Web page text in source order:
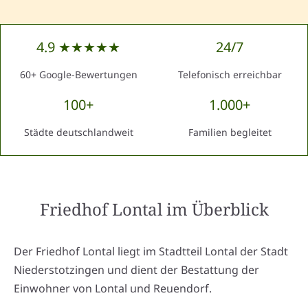
4.9 ★★★★★
60+ Google-Bewertungen
24/7
Telefonisch erreichbar
100+
Städte deutschlandweit
1.000+
Familien begleitet
Friedhof Lontalim Überblick
Der Friedhof Lontal liegt im Stadtteil Lontal der Stadt
Niederstotzingen und dient der Bestattung der
Einwohner von Lontal und Reuendorf.